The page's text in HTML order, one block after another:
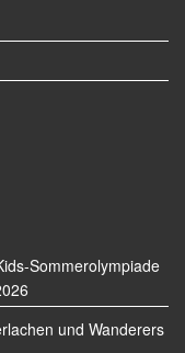
Sommerolympiade
und Wanderers